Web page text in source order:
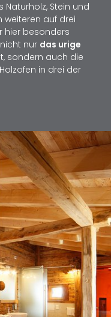
Stein und
auf drei
hier besonders
nur das urige
sondern auch die
in drei der